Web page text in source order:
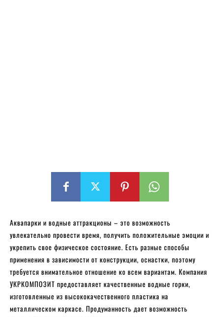
Аквапарки и водные аттракционы – это возможность
увлекательно провести время, получить положительные эмоции и
укрепить свое физическое состояние. Есть разные способы
применения в зависимости от конструкции, оснастки, поэтому
требуется внимательное отношение ко всем вариантам. Компания
УКРКОМПОЗИТ предоставляет качественные водные горки,
изготовленные из высококачественного пластика на
металлическом каркасе. Продуманность дает возможность